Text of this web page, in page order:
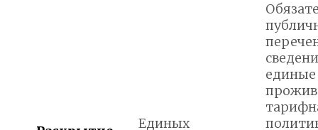
Единых
единые